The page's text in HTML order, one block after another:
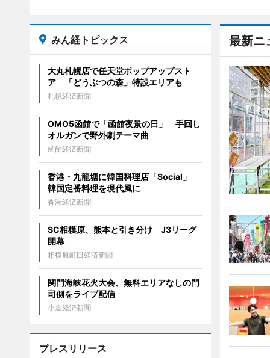
最新ニ
みん経トピックス
大丸札幌店で任天堂ポップアップスト
ア 「どうぶつの森」特設エリアも
札幌経済新聞
OMO5函館で「函館夜景の日」 手回し
オルガンで野外劇テーマ曲
函館経済新聞
香港・九龍塘に韓国料理店「Social」
韓国定番料理を現代風に
香港経済新聞
SC相模原、熊本と引き分け J3リーグ
開幕
相模原町田経済新聞
関門海峡花火大会、無料エリアなしの門
司側をライブ配信
小倉経済新聞
プレスリリース